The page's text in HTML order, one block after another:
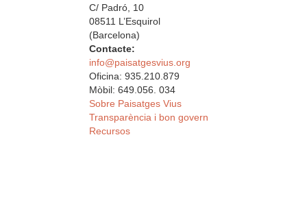
C/ Padró, 10
08511 L’Esquirol
(Barcelona)
Contacte:
info@paisatgesvius.org
Oficina: 935.210.879
Mòbil: 649.056. 034
Sobre Paisatges Vius
Transparència i bon govern
Recursos